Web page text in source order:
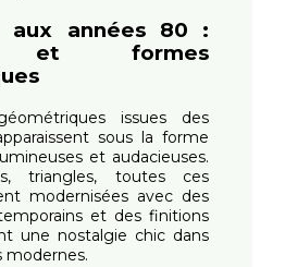
aux années 80 :
et formes
issues des
sous la forme
et audacieuses.
triangles, toutes ces
modernisées avec des
et des finitions
une nostalgie chic dans
modernes.